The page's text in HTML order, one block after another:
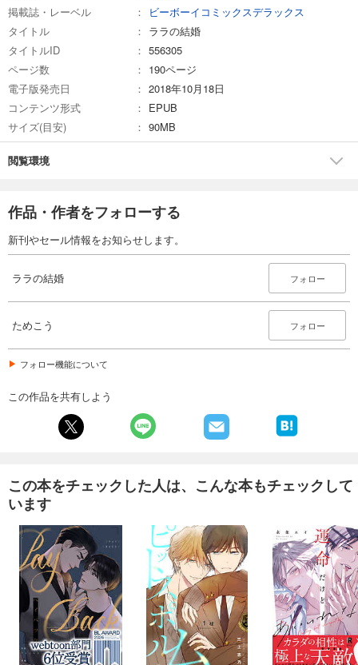
掲載誌・レーベル
ビーボーイコミックスデラックス
タイトル
ララの結婚
タイトルID
556305
ページ数
190ページ
電子版発売日
2018年10月18日
コンテンツ形式
EPUB
サイズ(目安)
90MB
閲覧環境
作品・作者をフォローする
新刊やセール情報をお知らせします。
ララの結婚 フォロー
ためこう フォロー
フォロー機能について
この作品を共有しよう
この本をチェックした人は、こんな本もチェックして
います